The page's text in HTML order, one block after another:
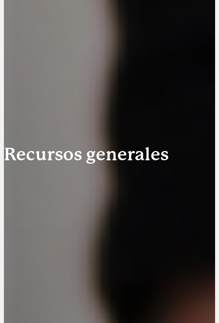
Recursos generales